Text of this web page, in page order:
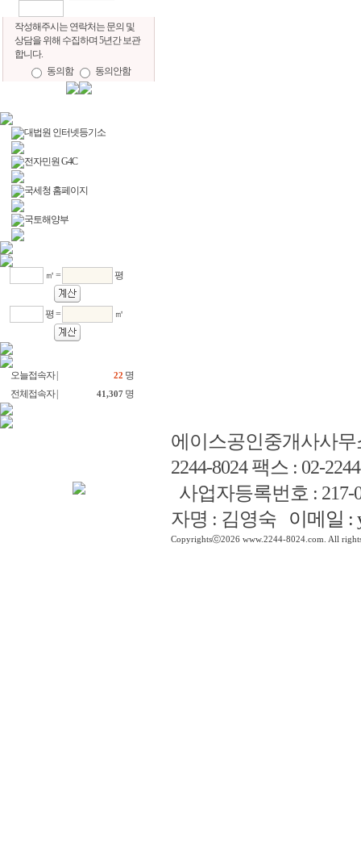
작성해주시는 연락처는 문의 및
상담을 위해 수집하며 5년간 보관
합니다.
동의함
동의안함
대법원 인터넷등기소
전자민원 G4C
국세청 홈페이지
국토해양부
㎡ = 평
평 = ㎡
오늘접속자 | 22 명
전체접속자 |
41,307 명
에이스공인중개사사무
2244-8024 팩스 : 02-
사업자등록번호 :
자명 : 김영숙 이메일 :
Copyrightsⓒ2026 www.2244-8024.com. All